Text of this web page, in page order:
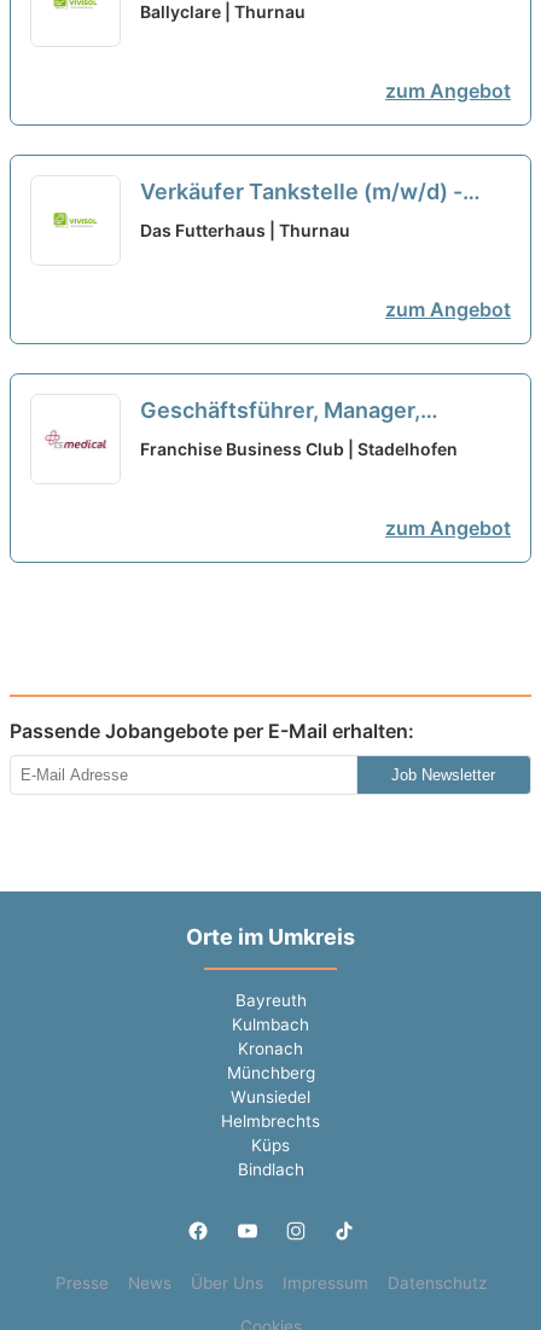
gern Quereinsteiger
Ballyclare | Thurnau
zum Angebot
Verkäufer Tankstelle (m/w/d) -
gern Quereinsteiger
Das Futterhaus | Thurnau
zum Angebot
Geschäftsführer, Manager,
Quereinsteiger, Macher als
Franchise Business Club | Stadelhofen
zum Angebot
Passende Jobangebote per E-Mail erhalten:
Job Newsletter
Orte im Umkreis
Bayreuth
Kulmbach
Kronach
Münchberg
Wunsiedel
Helmbrechts
Küps
Bindlach
Presse News Über Uns Impressum Datenschutz